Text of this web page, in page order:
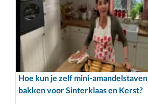
Hoe kun je zelf mini-amandelstaven
bakken voor Sinterklaas en Kerst?